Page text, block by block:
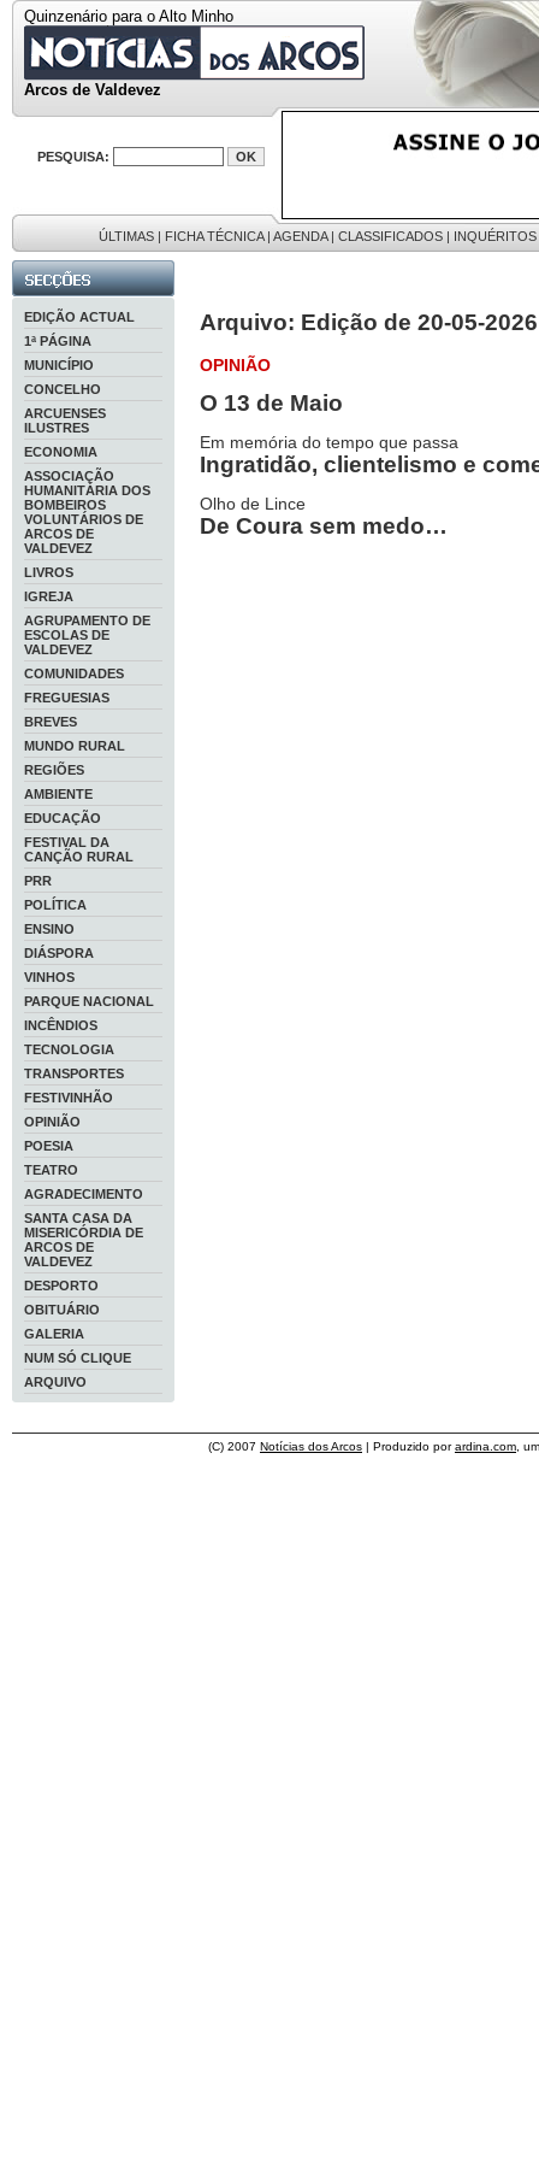
Quinzenário para o Alto Minho
Arcos de Valdevez
PESQUISA:
ÚLTIMAS | FICHA TÉCNICA| AGENDA| CLASSIFICADOS | INQUÉRITOS
EDIÇÃO ACTUAL
1ª PÁGINA
MUNICÍPIO
CONCELHO
ARCUENSES
ILUSTRES
ECONOMIA
ASSOCIAÇÃO
HUMANITÁRIA DOS
BOMBEIROS
VOLUNTÁRIOS DE
ARCOS DE
VALDEVEZ
LIVROS
IGREJA
AGRUPAMENTO DE
ESCOLAS DE
VALDEVEZ
COMUNIDADES
FREGUESIAS
BREVES
MUNDO RURAL
REGIÕES
AMBIENTE
EDUCAÇÃO
FESTIVAL DA
CANÇÃO RURAL
PRR
POLÍTICA
ENSINO
DIÁSPORA
VINHOS
PARQUE NACIONAL
INCÊNDIOS
TECNOLOGIA
TRANSPORTES
FESTIVINHÃO
OPINIÃO
POESIA
TEATRO
AGRADECIMENTO
SANTA CASA DA
MISERICÓRDIA DE
ARCOS DE
VALDEVEZ
DESPORTO
OBITUÁRIO
GALERIA
NUM SÓ CLIQUE
ARQUIVO
Arquivo: Edição de 20-05-2026
OPINIÃO
O 13 de Maio
Em memória do tempo que passa
Ingratidão, clientelismo e
Olho de Lince
De Coura sem medo…
(C) 2007 Notícias dos Arcos | Produzido porardina.com ,